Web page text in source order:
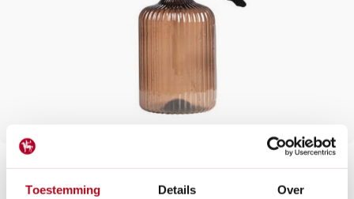
Toestemming Details Over
€12,50
Maak een keuze: